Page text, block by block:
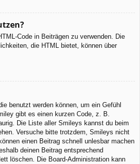
Code in Beiträgen zu verwenden. Die
die HTML bietet, können über
benutzt werden können, um ein Gefühl
gibt es einen kurzen Code, z. B.
Die Liste aller Smileys kannst du beim
Versuche bitte trotzdem, Smileys nicht
einen Beitrag schnell unlesbar machen
deinen Beitrag entsprechend
löschen. Die Board-Administration kann